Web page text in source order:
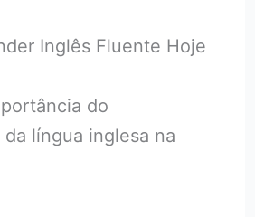
Inglês Fluente Hoje
do
língua inglesa na